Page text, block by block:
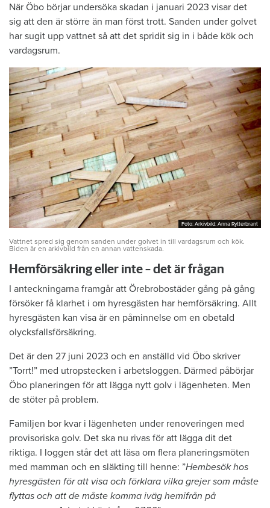
När Öbo börjar undersöka skadan i januari 2023 visar det
sig att den är större än man först trott. Sanden under golvet
har sugit upp vattnet så att det spridit sig in i både kök och
vardagsrum.
Foto: Arkivbild: Anna Rytterbrant
Foto: Arkivbild: Anna Rytterbrant
Vattnet spred sig genom sanden under golvet in till vardagsrum och kök.
Biden är en arkivbild från en annan vattenskada.
Hemförsäkring eller inte – det är frågan
I anteckningarna framgår att Örebrobostäder gång på gång
försöker få klarhet i om hyresgästen har hemförsäkring. Allt
hyresgästen kan visa är en påminnelse om en obetald
olycksfallsförsäkring.
Det är den 27 juni 2023 och en anställd vid Öbo skriver
”Torrt!” med utropstecken i arbetsloggen. Därmed påbörjar
Öbo planeringen för att lägga nytt golv i lägenheten. Men
de stöter på problem.
Familjen bor kvar i lägenheten under renoveringen med
provisoriska golv. Det ska nu rivas för att lägga dit det
riktiga. I loggen står det att läsa om flera planeringsmöten
med mamman och en släkting till henne: ”Hembesök hos
hyresgästen för att visa och förklara vilka grejer som måste
flyttas och att de måste komma iväg hemifrån på